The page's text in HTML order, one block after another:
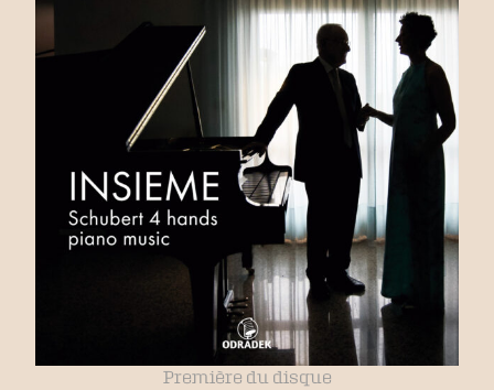
Première du disque